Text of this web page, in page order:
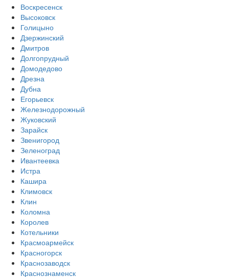
Воскресенск
Высоковск
Голицыно
Дзержинский
Дмитров
Долгопрудный
Домодедово
Дрезна
Дубна
Егорьевск
Железнодорожный
Жуковский
Зарайск
Звенигород
Зеленоград
Ивантеевка
Истра
Кашира
Климовск
Клин
Коломна
Королев
Котельники
Красмоармейск
Красногорск
Краснозаводск
Краснознаменск